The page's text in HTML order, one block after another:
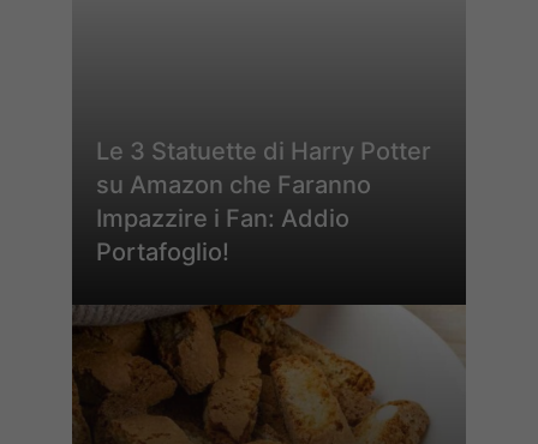
Le 3 Statuette di Harry Potter
su Amazon che Faranno
Impazzire i Fan: Addio
Portafoglio!